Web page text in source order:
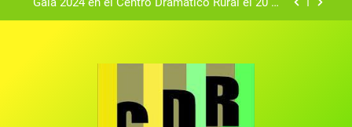
Gala 2024 en el Centro Dramático Rural el 20 de
convocado por el Centro Dramático Rural de Mira
(Cuenca)
Gala anual virtual del Centro Dramático Rural de
Gala del Centro Dramático Rural 2025